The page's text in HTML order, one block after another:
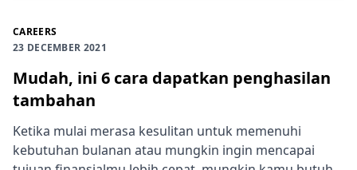
CAREERS
23 DECEMBER 2021
Mudah, ini 6 cara dapatkan penghasilan
tambahan
Ketika mulai merasa kesulitan untuk memenuhi
kebutuhan bulanan atau mungkin ingin mencapai